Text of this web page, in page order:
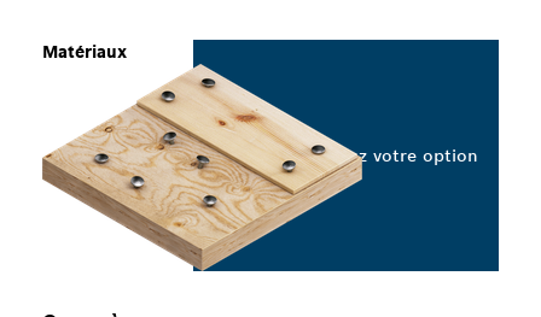
Matériaux
Sélectionnez votre option